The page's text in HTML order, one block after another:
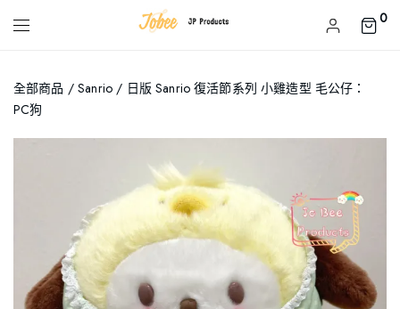
0
全部商品 /Sanrio / 日版 Sanrio 復活節系列 小雞造型 毛公仔：
PC狗